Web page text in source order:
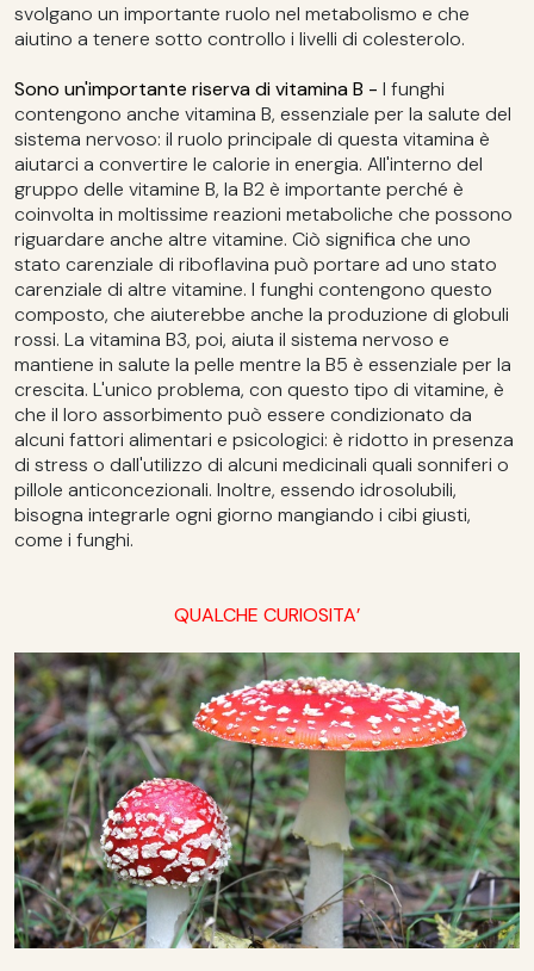
svolgano un importante ruolo nel metabolismo e che
aiutino a tenere sotto controllo i livelli di colesterolo.
Sono un'importante riserva di vitamina B - I funghi
contengono anche vitamina B, essenziale per la salute del
sistema nervoso: il ruolo principale di questa vitamina è
aiutarci a convertire le calorie in energia. All'interno del
gruppo delle vitamine B, la B2 è importante perché è
coinvolta in moltissime reazioni metaboliche che possono
riguardare anche altre vitamine. Ciò significa che uno
stato carenziale di riboflavina può portare ad uno stato
carenziale di altre vitamine. I funghi contengono questo
composto, che aiuterebbe anche la produzione di globuli
rossi. La vitamina B3, poi, aiuta il sistema nervoso e
mantiene in salute la pelle mentre la B5 è essenziale per la
crescita. L'unico problema, con questo tipo di vitamine, è
che il loro assorbimento può essere condizionato da
alcuni fattori alimentari e psicologici: è ridotto in presenza
di stress o dall'utilizzo di alcuni medicinali quali sonniferi o
pillole anticoncezionali. Inoltre, essendo idrosolubili,
bisogna integrarle ogni giorno mangiando i cibi giusti,
come i funghi.
QUALCHE CURIOSITA’